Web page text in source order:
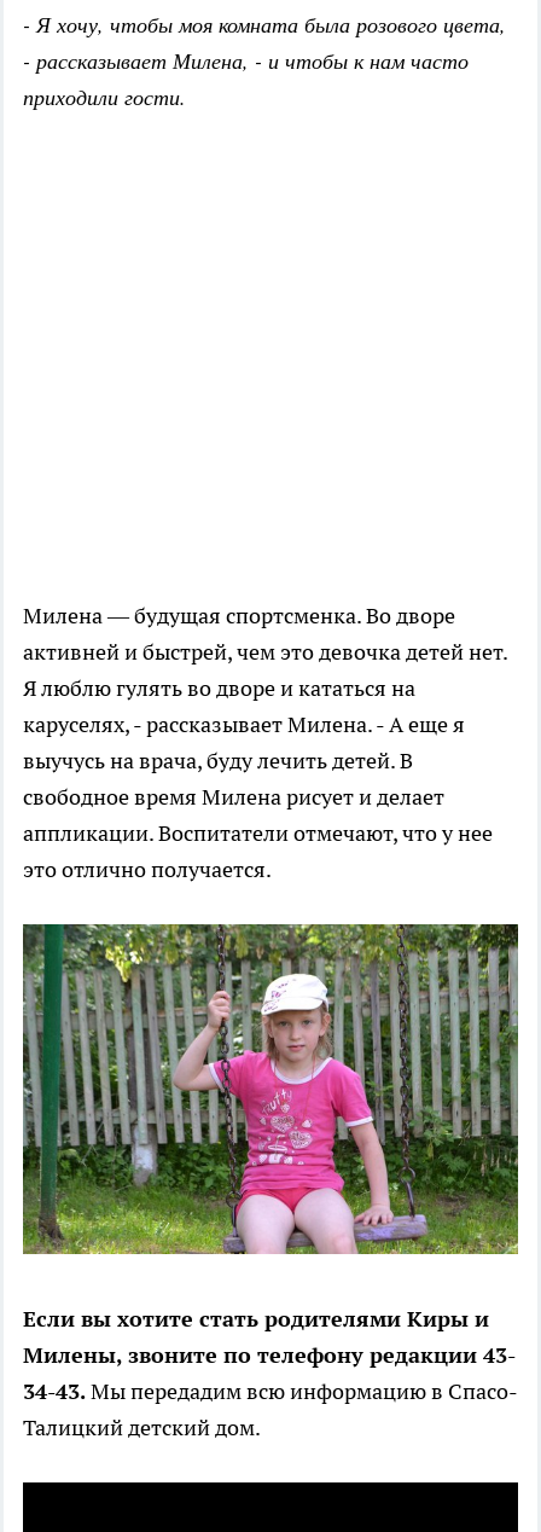
- Я хочу, чтобы моя комната была розового цвета,
- рассказывает Милена, - и чтобы к нам часто
приходили гости.
Милена — будущая спортсменка. Во дворе
активней и быстрей, чем это девочка детей нет.
Я люблю гулять во дворе и кататься на
каруселях, - рассказывает Милена. - А еще я
выучусь на врача, буду лечить детей. В
свободное время Милена рисует и делает
аппликации. Воспитатели отмечают, что у нее
это отлично получается.
Если вы хотите стать родителями Киры и
Милены, звоните по телефону редакции 43-
34-43.Мы передадим всю информацию в Спасо-
Талицкий детский дом.